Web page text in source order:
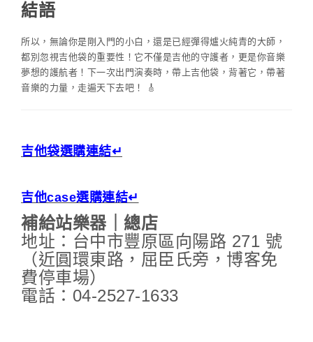
結語
所以，無論你是剛入門的小白，還是已經彈得爐火純青的大師，
都別忽視吉他袋的重要性！它不僅是吉他的守護者，更是你音樂
夢想的護航者！下一次出門演奏時，帶上吉他袋，背著它，帶著
音樂的力量，走遍天下去吧！ 🎸
吉他袋選購連結↵
吉他case選購連結↵
補給站樂器｜總店
地址：台中市豐原區向陽路 271 號
（近圓環東路，屈臣氏旁，博客免
費停車場）
電話：04-2527-1633